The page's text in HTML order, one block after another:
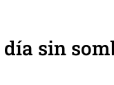
día sin